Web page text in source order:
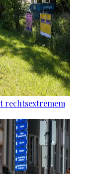
rechtsextremem